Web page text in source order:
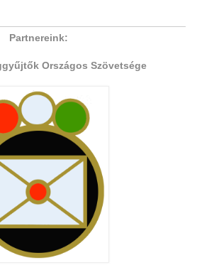
Partnereink:
Országos Szövetsége